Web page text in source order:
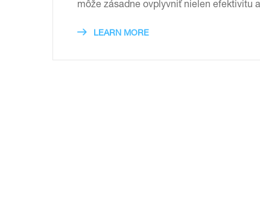
môže zásadne ovplyvniť nielen efektivitu
LEARN MORE